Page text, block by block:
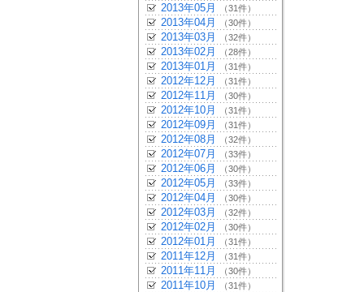
2013年05月 （31件）
2013年04月 （30件）
2013年03月 （32件）
2013年02月 （28件）
2013年01月 （31件）
2012年12月 （31件）
2012年11月 （30件）
2012年10月 （31件）
2012年09月 （31件）
2012年08月 （32件）
2012年07月 （33件）
2012年06月 （30件）
2012年05月 （33件）
2012年04月 （30件）
2012年03月 （32件）
2012年02月 （30件）
2012年01月 （31件）
2011年12月 （31件）
2011年11月 （30件）
2011年10月 （31件）